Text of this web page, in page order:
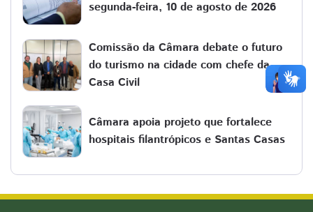
segunda-feira, 10 de agosto de 2026
Comissão da Câmara debate o futuro
do turismo na cidade com chefe da
Casa Civil
Câmara apoia projeto que fortalece
hospitais filantrópicos e Santas Casas